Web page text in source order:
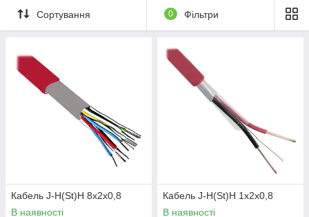
Сортування 0 Фільтри
Кабель J-H(St)H 8х2х0,8
В наявності
Кабель J-H(St)H 1х2х0,8
В наявності